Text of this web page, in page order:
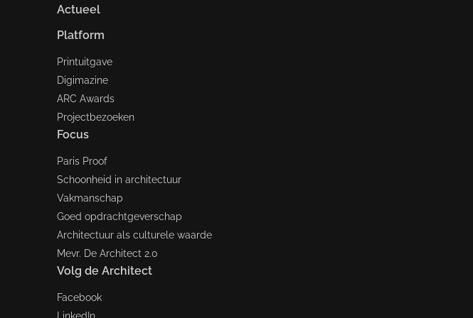
Actueel
Platform
Printuitgave
Digimazine
ARC Awards
Projectbezoeken
Focus
Paris Proof
Schoonheid in architectuur
Vakmanschap
Goed opdrachtgeverschap
Architectuur als culturele waarde
Mevr. De Architect 2.0
Volg de Architect
Facebook